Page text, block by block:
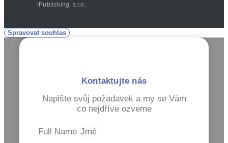
iPublishing, s.r.o.
Spravovat souhlas
Kontaktujte nás
Napište svůj požadavek a my se Vám
co nejdříve ozveme
Full Name